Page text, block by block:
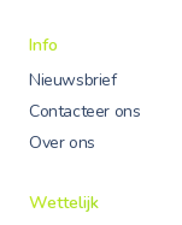
Info
Nieuwsbrief
Contacteer ons
Over ons
Wettelijk